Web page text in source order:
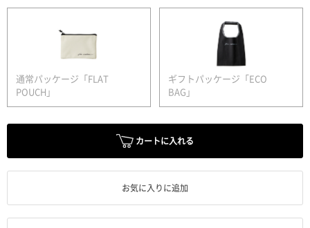
通常パッケージ「FLAT
POUCH」
ギフトパッケージ「ECO
BAG」
カートに入れる
お気に入りに追加